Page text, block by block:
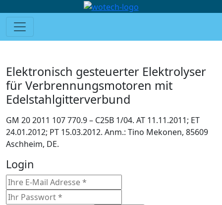
Elektronisch gesteuerter Elektrolyser
für Verbrennungsmotoren mit
Edelstahlgitterverbund
GM 20 2011 107 770.9 – C25B 1/04. AT 11.11.2011; ET
24.01.2012; PT 15.03.2012. Anm.: Tino Mekonen, 85609
Aschheim, DE.
Login